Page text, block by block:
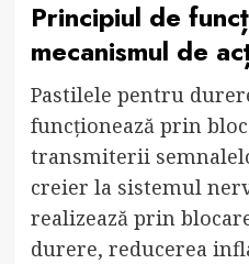
Principiul de
mecanismul de
Pastilele pentru
funcționează prin
transmiterii
creier la sistemul
realizează prin
durere, reducerea